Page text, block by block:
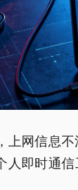
上网信息
人即时通